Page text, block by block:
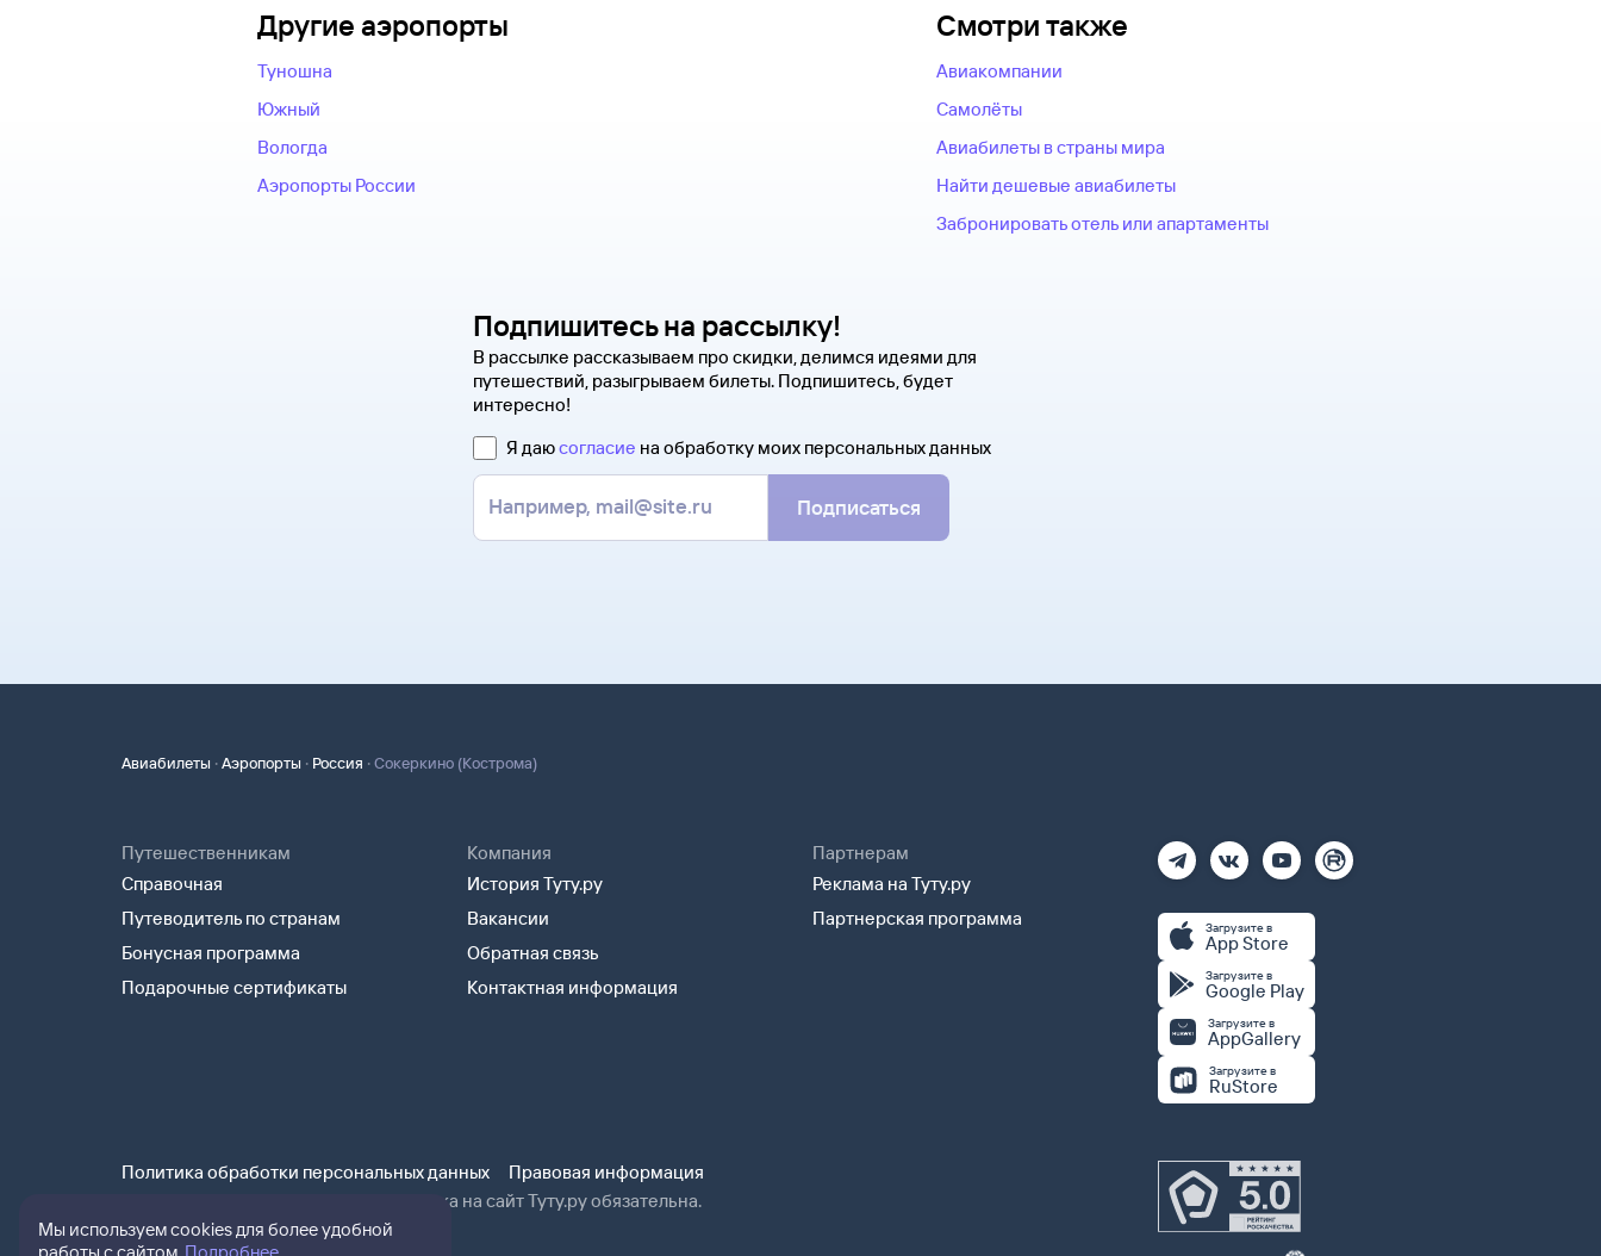
Другие аэропорты
Туношна
Южный
Вологда
Аэропорты России
Смотри также
Авиакомпании
Самолёты
Авиабилеты в страны мира
Найти дешевые авиабилеты
Забронировать отель или апартаменты
Подпишитесь на рассылку!
В рассылке рассказываем про скидки, делимся идеями для
путешествий, разыгрываем билеты. Подпишитесь, будет
интересно!
Я даюсогласие на обработку моих персональных данных
Подписаться
Авиабилеты ·Аэропорты · Россия ·Сокеркино (Кострома)
Путешественникам
Справочная
Путеводитель по странам
Бонусная программа
Подарочные сертификаты
Компания
История Туту.ру
Вакансии
Обратная связь
Контактная информация
Партнерам
Реклама на Туту.ру
Партнерская программа
Загрузите в
App Store
Загрузите в
Google Play
Загрузите в
AppGallery
Загрузите в
RuStore
Политика обработки персональных данных
Правовая информация
При использовании материалов ссылка на сайт Туту.ру обязательна.
Мы используем cookies для более удобной